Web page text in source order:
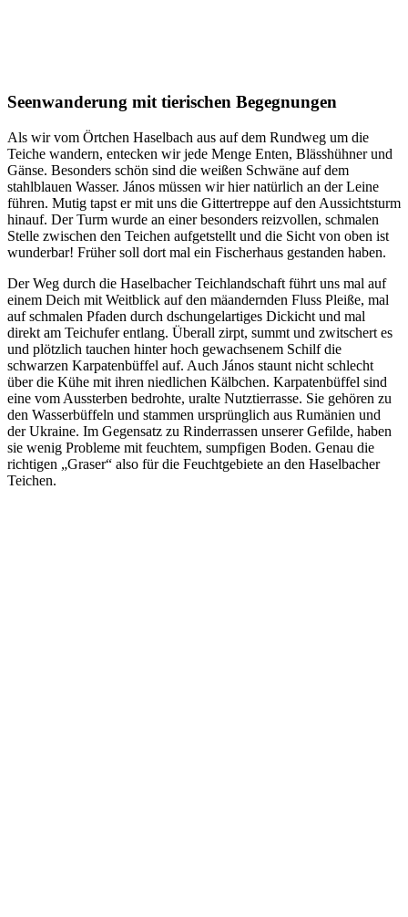
Seenwanderung mit tierischen Begegnungen
Als wir vom Örtchen Haselbach aus auf dem Rundweg um die
Teiche wandern, entecken wir jede Menge Enten, Blässhühner und
Gänse. Besonders schön sind die weißen Schwäne auf dem
stahlblauen Wasser. János müssen wir hier natürlich an der Leine
führen. Mutig tapst er mit uns die Gittertreppe auf den Aussichtsturm
hinauf. Der Turm wurde an einer besonders reizvollen, schmalen
Stelle zwischen den Teichen aufgetstellt und die Sicht von oben ist
wunderbar! Früher soll dort mal ein Fischerhaus gestanden haben.
Der Weg durch die Haselbacher Teichlandschaft führt uns mal auf
einem Deich mit Weitblick auf den mäandernden Fluss Pleiße, mal
auf schmalen Pfaden durch dschungelartiges Dickicht und mal
direkt am Teichufer entlang. Überall zirpt, summt und zwitschert es
und plötzlich tauchen hinter hoch gewachsenem Schilf die
schwarzen Karpatenbüffel auf. Auch János staunt nicht schlecht
über die Kühe mit ihren niedlichen Kälbchen. Karpatenbüffel sind
eine vom Aussterben bedrohte, uralte Nutztierrasse. Sie gehören zu
den Wasserbüffeln und stammen ursprünglich aus Rumänien und
der Ukraine. Im Gegensatz zu Rinderrassen unserer Gefilde, haben
sie wenig Probleme mit feuchtem, sumpfigen Boden. Genau die
richtigen „Graser“ also für die Feuchtgebiete an den Haselbacher
Teichen.